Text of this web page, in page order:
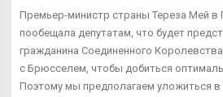
Премьер-министр страны Тереза Мей в
пообещала депутатам, что будет
гражданина Соединенного
с Брюсселем, чтобы добиться
Поэтому мы предполагаем уложиться